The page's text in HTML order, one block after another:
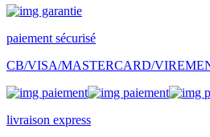
paiement sécurisé
CB/VISA/MASTERCARD/
livraison express